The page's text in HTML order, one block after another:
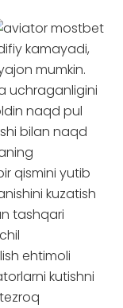
kamayadi,
mumkin.
uchraganligini
naqd pul
bilan naqd
qismini yutib
kuzatish
tashqari
ehtimoli
kutishni